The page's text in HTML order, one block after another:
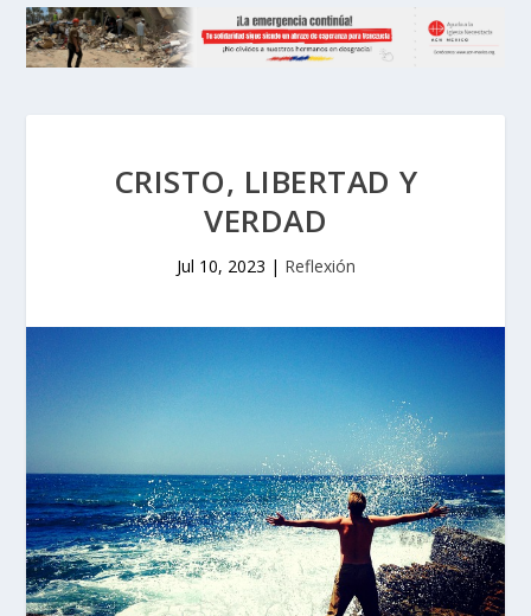
CRISTO, LIBERTAD Y
VERDAD
Jul 10, 2023 | Reflexión